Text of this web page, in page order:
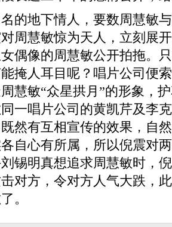
地下情人，要数周慧敏与
周慧敏惊为天人，立刻展
偶像的周慧敏公开拍拖。
掩人耳目呢？唱片公司便
慧敏“众星拱月”的形象，
一唱片公司的黄凯芹及李
然有互相宣传的效果，自
自心有所属，所以倪震对
锡明真想追求周慧敏时，
对方，令对方人气大跌，
。